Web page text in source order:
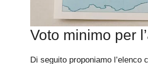
Voto minimo per
Di seguito proponiamo l’elenco